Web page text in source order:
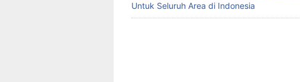
Untuk Seluruh Area di Indonesia